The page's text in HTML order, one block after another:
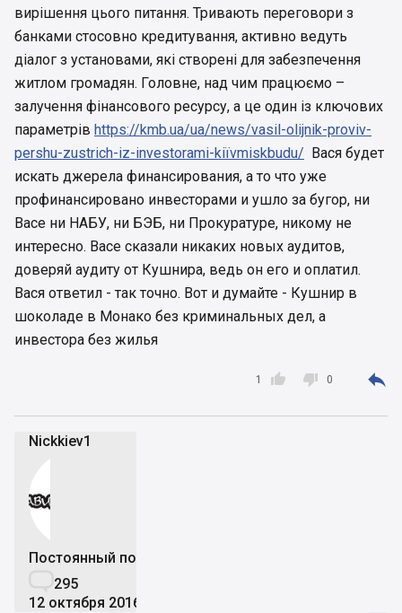
вирішення цього питання. Тривають переговори з
банками стосовно кредитування, активно ведуть
діалог з установами, які створені для забезпечення
житлом громадян. Головне, над чим працюємо –
залучення фінансового ресурсу, а це один із ключових
параметрів https://kmb.ua/ua/news/vasil-olіjnik-provіv-
pershu-zustrіch-іz-іnvestorami-kiїvmіskbudu/ Вася будет
искать джерела финансирования, а то что уже
профинансировано инвесторами и ушло за бугор, ни
Васе ни НАБУ, ни БЭБ, ни Прокуратуре, никому не
интересно. Васе сказали никаких новых аудитов,
доверяй аудиту от Кушнира, ведь он его и оплатил.
Вася ответил - так точно. Вот и думайте - Кушнир в
шоколаде в Монако без криминальных дел, а
инвестора без жилья

1  0 
Nickkiev1
Постоянный пользователь
295
12 октября 2016